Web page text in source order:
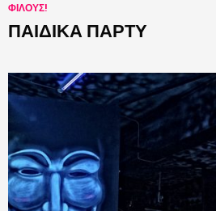
ΦΙΛΟΥΣ!
ΠΑΙΔΙΚΑ ΠΑΡΤΥ